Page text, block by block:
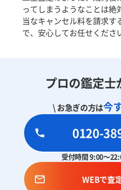
ってしまうようなことは絶
当なキャンセル料を請求す
で、安心してお任せくださ
プロの鑑定士
\ お急ぎの方は今
0120-
受付時間 9:00～
WEBで査